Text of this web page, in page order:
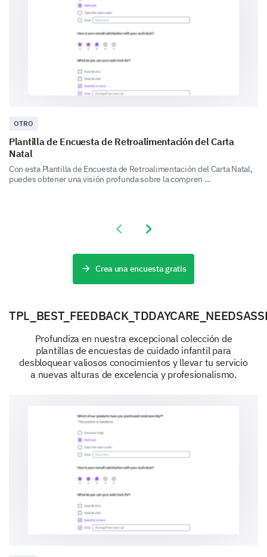
Horas extendidas
Programas educativos
Servicios de alimentos
Otro:
Pensamientos Finales Sobre Sus
Preferencias de Guardería
Agradecemos su tiempo. Algunas preguntas finales
sobre sus preferencias de guardería nos ayudarán en
nuestro objetivo de mejorar continuamente nuestros
OTRO
Plantilla de Encuesta de Retroalimentación del Carta
Natal
Con esta Plantilla de Encuesta de Retroalimentación del Carta Natal,
puedes obtener una visión profunda sobre la compren ...
Previous slide
Next slide
Crea una encuesta gratis
Profundiza en nuestra excepcional colección de
plantillas de encuestas de cuidado infantil para
desbloquear valiosos conocimientos y llevar tu servicio
a nuevas alturas de excelencia y profesionalismo.